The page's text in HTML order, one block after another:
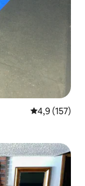
Classificação
4,9 (157)